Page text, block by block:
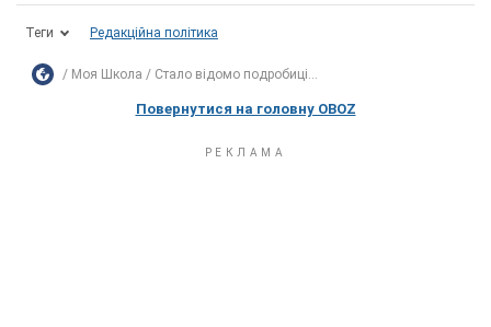
Теги Редакційна політика
Моя Школа Стало відомо подробиці...
Повернутися на головну OBOZ